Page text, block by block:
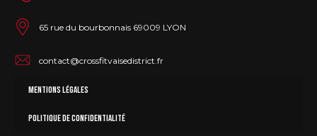
65 rue du bourbonnais 69009 LYON
contact@crossfitvaisedistrict.fr
Mentions légales
Politique de confidentialité